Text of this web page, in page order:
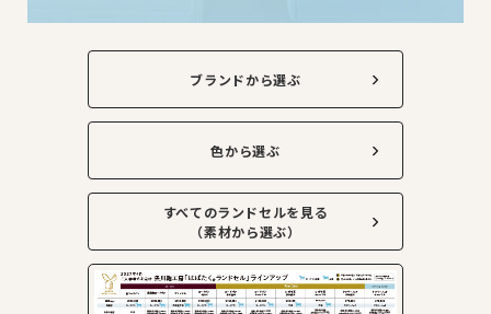
ブランドから選ぶ
色から選ぶ
すべてのランドセルを見る
（素材から選ぶ）